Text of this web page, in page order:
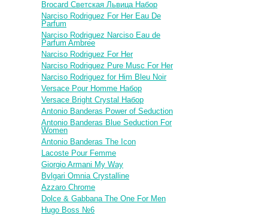
Brocard Светская Львица Набор
Narciso Rodriguez For Her Eau De
Parfum
Narciso Rodriguez Narciso Eau de
Parfum Ambree
Narciso Rodriguez For Her
Narciso Rodriguez Pure Musc For Her
Narciso Rodriguez for Him Bleu Noir
Versace Pour Homme Набор
Versace Bright Crystal Набор
Antonio Banderas Power of Seduction
Antonio Banderas Blue Seduction For
Women
Antonio Banderas The Icon
Lacoste Pour Femme
Giorgio Armani My Way
Bvlgari Omnia Crystalline
Azzaro Chrome
Dolce & Gabbana The One For Men
Hugo Boss №6